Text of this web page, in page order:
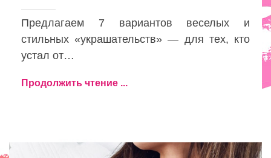
Предлагаем 7 вариантов веселых и
стильных «украшательств» — для тех, кто
устал от…
Продолжить чтение ...